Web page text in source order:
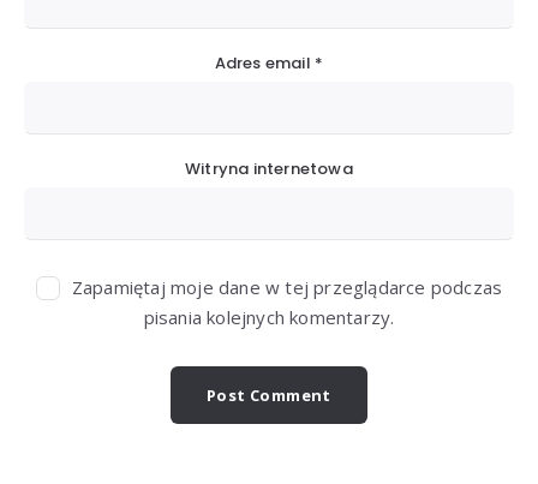
Adres email *
Witryna internetowa
Zapamiętaj moje dane w tej przeglądarce podczas
pisania kolejnych komentarzy.